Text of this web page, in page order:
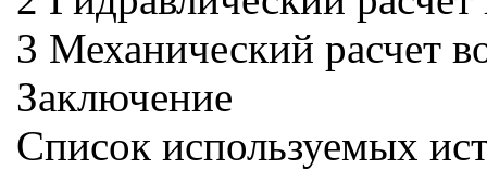
3 Механический расчет
Заключение
Список используемых